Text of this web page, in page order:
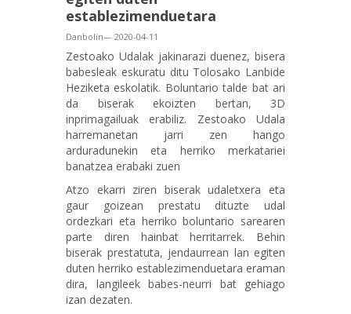
establezimenduetara
Danbolin— 2020-04-11
Zestoako Udalak jakinarazi duenez, bisera
babesleak eskuratu ditu Tolosako Lanbide
Heziketa eskolatik. Boluntario talde bat ari
da biserak ekoizten bertan, 3D
inprimagailuak erabiliz. Zestoako Udala
harremanetan jarri zen hango
arduradunekin eta herriko merkatariei
banatzea erabaki zuen
Atzo ekarri ziren biserak udaletxera eta
gaur goizean prestatu dituzte udal
ordezkari eta herriko boluntario sarearen
parte diren hainbat herritarrek. Behin
biserak prestatuta, jendaurrean lan egiten
duten herriko establezimenduetara eraman
dira, langileek babes-neurri bat gehiago
izan dezaten.